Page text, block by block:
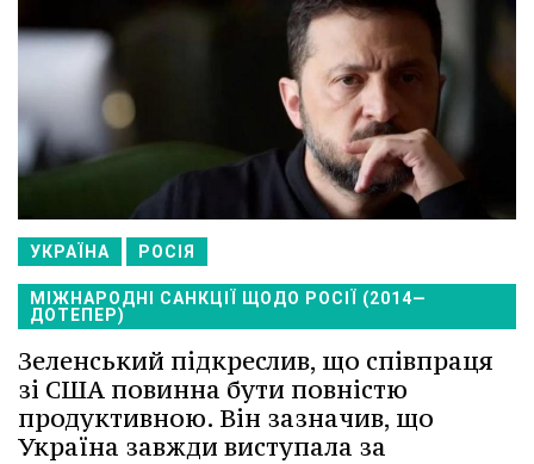
УКРАЇНА РОСІЯ
МІЖНАРОДНІ САНКЦІЇ ЩОДО РОСІЇ (2014—
ДОТЕПЕР)
Зеленський підкреслив, що співпраця
зі США повинна бути повністю
продуктивною. Він зазначив, що
Україна завжди виступала за